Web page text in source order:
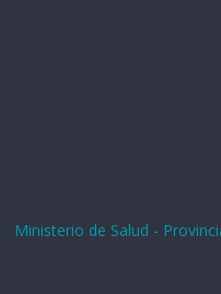
Ministerio de Salud -